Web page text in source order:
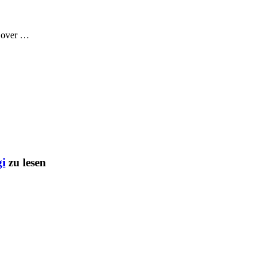
over …
zu lesen